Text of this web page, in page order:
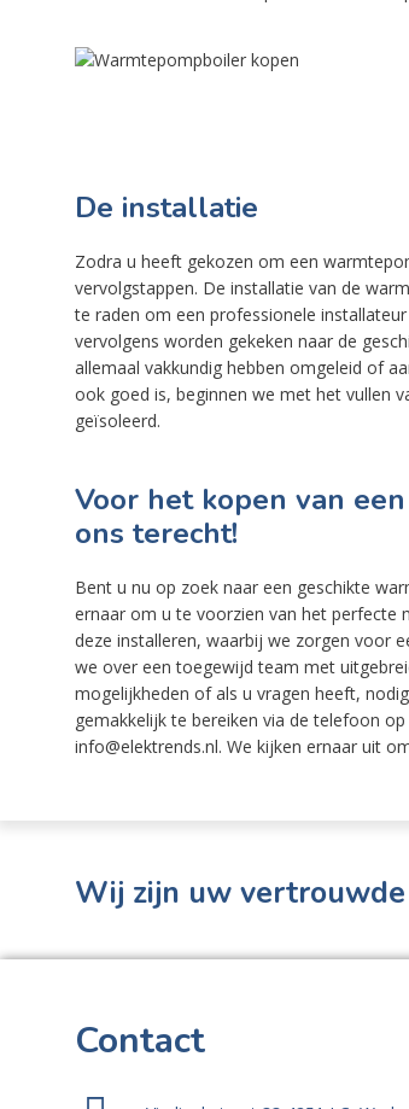
De installatie
Zodra u heeft gekozen om een
vervolgstappen. De installatie van de
te raden om een professionele
vervolgens worden gekeken naar de
allemaal vakkundig hebben omgeleid of
ook goed is, beginnen we met het vullen
geïsoleerd.
Voor het kopen van
ons terecht!
Bent u nu op zoek naar een geschikte
ernaar om u te voorzien van het perfecte
deze installeren, waarbij we zorgen voor
we over een toegewijd team met
mogelijkheden of als u vragen heeft,
gemakkelijk te bereiken via de telefoon
info@elektrends.nl. We kijken ernaar uit
Wij zijn uw
Contact